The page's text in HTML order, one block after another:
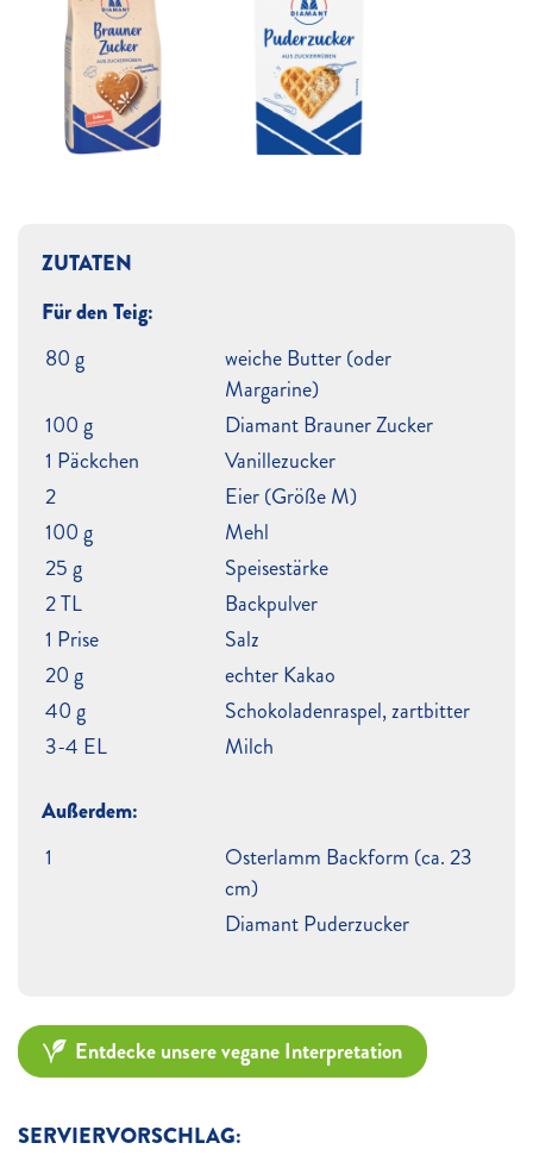
ZUTATEN
Für den Teig:
80 g
weiche Butter (oder
Margarine)
100 g
Diamant Brauner Zucker
1 Päckchen
Vanillezucker
2
Eier (Größe M)
100 g
Mehl
25 g
Speisestärke
2 TL
Backpulver
1 Prise
Salz
20 g
echter Kakao
40 g
Schokoladenraspel, zartbitter
3-4 EL
Milch
Außerdem:
1
Osterlamm Backform (ca. 23
cm)
Diamant Puderzucker
Entdecke unsere vegane Interpretation
SERVIERVORSCHLAG: